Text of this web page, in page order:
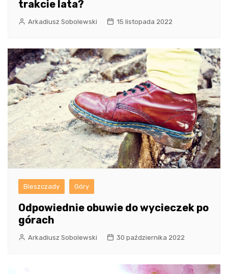
trakcie lata?
Arkadiusz Sobolewski 15 listopada 2022
Bieszczady Góry
Odpowiednie obuwie do wycieczek po
górach
Arkadiusz Sobolewski 30 października 2022